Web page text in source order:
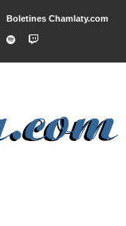
Boletines Chamlaty.com